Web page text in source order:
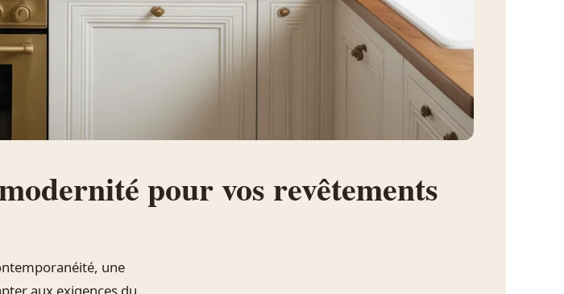
pour vos revêtements
une